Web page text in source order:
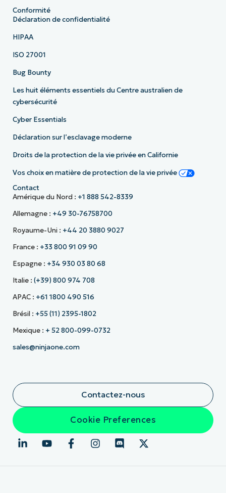
Conformité
Déclaration de confidentialité
HIPAA
ISO 27001
Bug Bounty
Les huit éléments essentiels du Centre australien de
cybersécurité
Cyber Essentials
Déclaration sur l’esclavage moderne
Droits de la protection de la vie privée en Californie
Vos choix en matière de protection de la vie privée
Contact
Amérique du Nord : +1 888 542-8339
Allemagne : +49 30-76758700
Royaume-Uni : +44 20 3880 9027
France : +33 800 91 09 90
Espagne : +34 930 03 80 68
Italie : (+39) 800 974 708
APAC : +61 1800 490 516
Brésil : +55 (11) 2395-1802
Mexique : + 52 800-099-0732
sales@ninjaone.com
Contactez-nous
Cookie Preferences